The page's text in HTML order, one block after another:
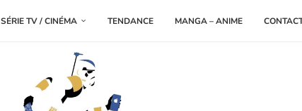
SÉRIE TV / CINÉMA TENDANCE MANGA – ANIME